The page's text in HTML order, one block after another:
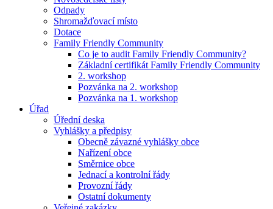
Odpady
Shromažďovací místo
Dotace
Family Friendly Community
Co je to audit Family Friendly Community?
Základní certifikát Family Friendly Community
2. workshop
Pozvánka na 2. workshop
Pozvánka na 1. workshop
Úřad
Úřední deska
Vyhlášky a předpisy
Obecně závazné vyhlášky obce
Nařízení obce
Směrnice obce
Jednací a kontrolní řády
Provozní řády
Ostatní dokumenty